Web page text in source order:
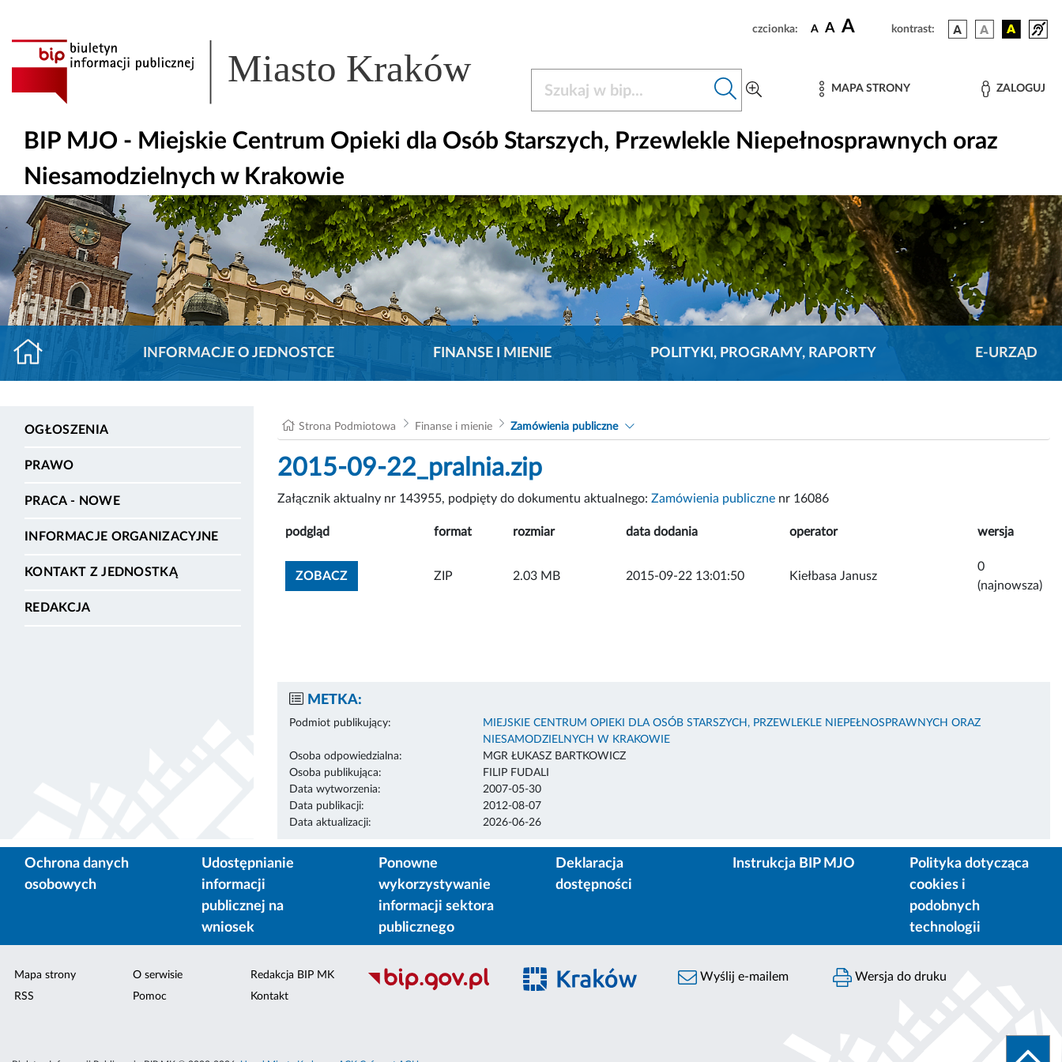
czcionka: A A A kontrast:
Miasto Kraków MAPA STRONY ZALOGUJ
BIP MJO - Miejskie Centrum Opieki dla Osób Starszych, Przewlekle Niepełnosprawnych oraz
Niesamodzielnych w Krakowie
INFORMACJE O JEDNOSTCE FINANSE I MIENIE POLITYKI, PROGRAMY, RAPORTY E-URZĄD
OGŁOSZENIA
PRAWO
PRACA - NOWE
INFORMACJE ORGANIZACYJNE
KONTAKT Z JEDNOSTKĄ
REDAKCJA
Strona Podmiotowa Finanse i mienie Zamówienia publiczne
2015-09-22_pralnia.zip
Załącznik aktualny nr 143955, podpięty do dokumentu aktualnego: Zamówienia publiczne nr 16086
podgląd format rozmiar data dodania operator wersja
ZOBACZZOBACZ ZAŁĄCZNIK
ZIP 2.03 MB 2015-09-22 13:01:50 Kiełbasa Janusz
0
(najnowsza)
METKA:
Podmiot publikujący:
MIEJSKIE CENTRUM OPIEKI DLA OSÓB STARSZYCH, PRZEWLEKLE NIEPEŁNOSPRAWNYCH ORAZ
NIESAMODZIELNYCH W KRAKOWIE
Osoba odpowiedzialna:
MGR ŁUKASZ BARTKOWICZ
Osoba publikująca:
FILIP FUDALI
Data wytworzenia:
2007-05-30
Data publikacji:
2012-08-07
Data aktualizacji:
2026-06-26
Ochrona danych
osobowych
Udostępnianie
informacji
publicznej na
wniosek
Ponowne
wykorzystywanie
informacji sektora
publicznego
Deklaracja
dostępności
Instrukcja BIP MJO
Polityka dotycząca
cookies i
podobnych
technologii
Mapa strony
RSS
O serwisie
Pomoc
Redakcja BIP MK
Kontakt
Wyślij e-mailem Wersja do druku